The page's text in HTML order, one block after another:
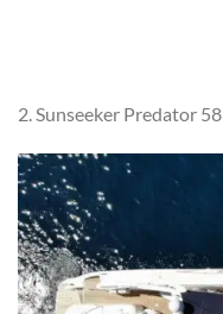
2. Sunseeker Predator 58